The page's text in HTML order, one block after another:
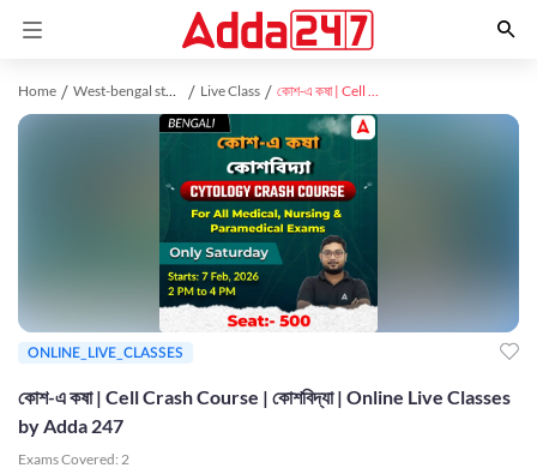
Home West-bengal study material Live Class কোশ-এ কষা | Cell Crash Course | কোশবিদ্যা | Online Live Classes by Adda 247
কোশ-এ কষা | Cell Crash Course | কোশবিদ্যা | Online Live Classes
by Adda 247
Exams Covered: 2
ONLINE_LIVE_CLASSES